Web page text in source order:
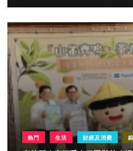
熱門 生活 財經及消費